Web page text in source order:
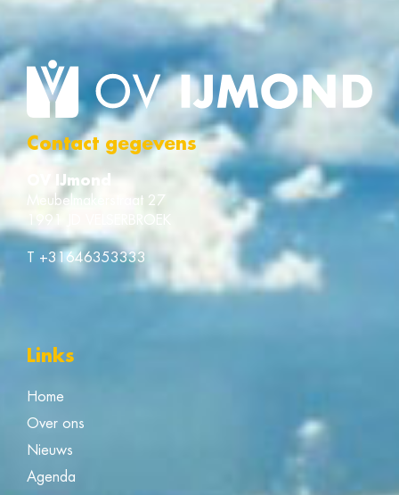
Contact gegevens
OV IJmond
Meubelmakerstraat 27
1991 JD VELSERBROEK
T +31646353333
Links
Home
Over ons
Nieuws
Agenda